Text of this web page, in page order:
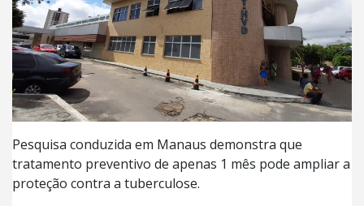
Pesquisa conduzida em Manaus demonstra que
tratamento preventivo de apenas 1 mês pode ampliar a
proteção contra a tuberculose.